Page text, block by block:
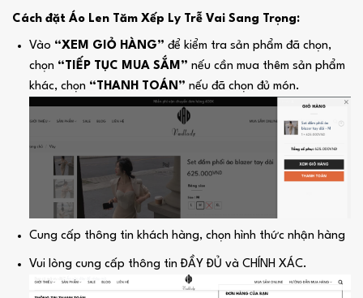
Cách đặt Áo Len Tăm Xếp Ly Trễ Vai Sang Trọng:
Vào “XEM GIỎ HÀNG” để kiểm tra sản phẩm đã chọn,
chọn “TIẾP TỤC MUA SẮM” nếu cần mua thêm sản phẩm
khác, chọn “THANH TOÁN” nếu đã chọn đủ món.
Cung cấp thông tin khách hàng, chọn hình thức nhận hàng
Vui lòng cung cấp thông tin ĐẦY ĐỦ và CHÍNH XÁC.